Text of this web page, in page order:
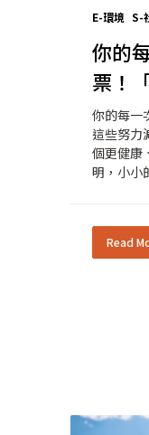
E-環境 S-
你的
票！
鬆當
你的每一
這些努力
個更健康
明，小小
Read